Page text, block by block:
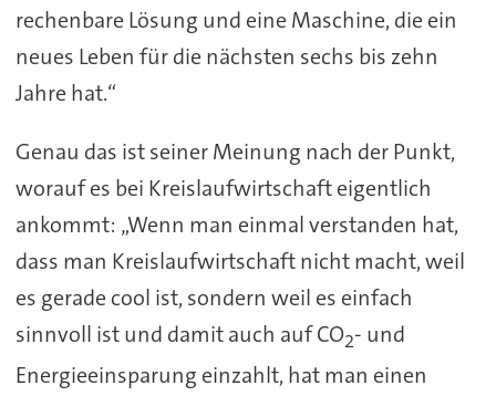
rechenbare Lösung und eine Maschine, die ein
neues Leben für die nächsten sechs bis zehn
Jahre hat.“
Genau das ist seiner Meinung nach der Punkt,
worauf es bei Kreislaufwirtschaft eigentlich
ankommt: „Wenn man einmal verstanden hat,
dass man Kreislaufwirtschaft nicht macht, weil
es gerade cool ist, sondern weil es einfach
sinnvoll ist und damit auch auf CO2- und
Energieeinsparung einzahlt, hat man einen